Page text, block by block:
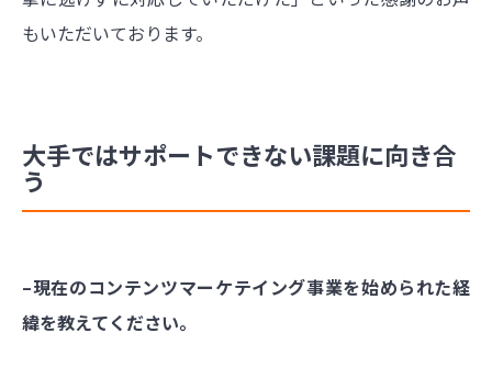
もいただいております。
大手ではサポートできない課題に向き合
う
–現在のコンテンツマーケテイング事業を始められた経
緯を教えてください。